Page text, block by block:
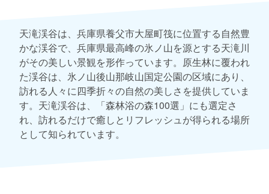
天滝渓谷は、兵庫県養父市大屋町筏に位置する自然豊
かな渓谷で、兵庫県最高峰の氷ノ山を源とする天滝川
がその美しい景観を形作っています。原生林に覆われ
た渓谷は、氷ノ山後山那岐山国定公園の区域にあり、
訪れる人々に四季折々の自然の美しさを提供していま
す。天滝渓谷は、「森林浴の森100選」にも選定さ
れ、訪れるだけで癒しとリフレッシュが得られる場所
として知られています。